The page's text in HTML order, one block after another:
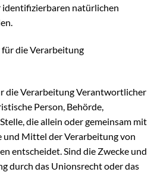
natürlichen
die Verarbeitung
die Verarbeitung Verantwortlicher
Person, Behörde,
die allein oder gemeinsam mit
und Mittel der Verarbeitung von
entscheidet. Sind die Zwecke und
durch das Unionsrecht oder das